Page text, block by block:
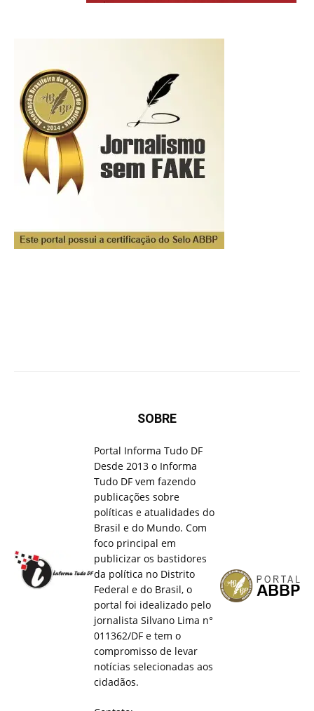
SOBRE
Portal Informa Tudo DF
Desde 2013 o Informa
Tudo DF vem fazendo
publicações sobre
políticas e atualidades do
Brasil e do Mundo. Com
foco principal em
publicizar os bastidores
da política no Distrito
Federal e do Brasil, o
portal foi idealizado pelo
jornalista Silvano Lima n°
011362/DF e tem o
compromisso de levar
notícias selecionadas aos
cidadãos.